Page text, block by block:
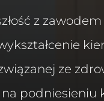
z
ze
na podniesieniu